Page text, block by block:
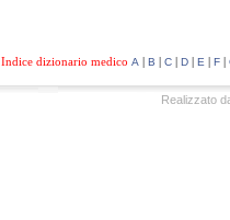
Indice dizionario medico A | B | C| D| E | F|
Realizzato